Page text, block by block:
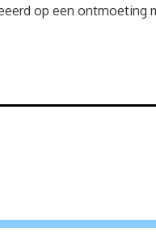
op een ontmoeting